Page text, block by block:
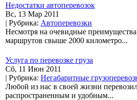
Недостатки автоперевозок
Вс, 13 Мар 2011
| Рубрика: Автоперевозки
Несмотря на очевидные преимущества
маршрутов свыше 2000 километро...
Услуга по перевозке груза
Сб, 11 Июн 2011
| Рубрика: Негабаритные
Любой из нас в своей жизни
распространенным и удобным...